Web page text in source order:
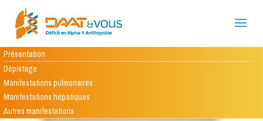
Présentation
Dépistage
Manifestations pulmonaires
Manifestations hépatiques
Autres manifestations